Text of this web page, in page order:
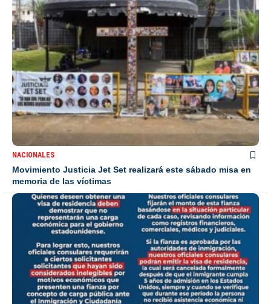
NACIONALES
Movimiento Justicia Jet Set realizará este sábado misa en
memoria de las víctimas